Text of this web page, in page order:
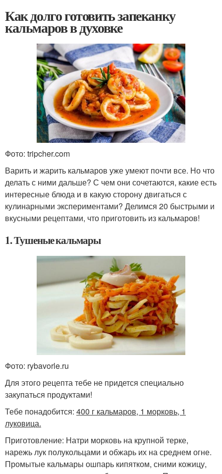
Как долго готовить запеканку
кальмаров в духовке
Фото: tripcher.com
Варить и жарить кальмаров уже умеют почти все. Но что
делать с ними дальше? С чем они сочетаются, какие есть
интересные блюда и в какую сторону двигаться с
кулинарными экспериментами? Делимся 20 быстрыми и
вкусными рецептами, что приготовить из кальмаров!
1. Тушеные кальмары
Фото: rybavorle.ru
Для этого рецепта тебе не придется специально
закупаться продуктами!
Тебе понадобится: 400 г кальмаров, 1 морковь, 1
луковица.
Приготовление: Натри морковь на крупной терке,
нарежь лук полукольцами и обжарь их на среднем огне.
Промытые кальмары ошпарь кипятком, сними кожицу,